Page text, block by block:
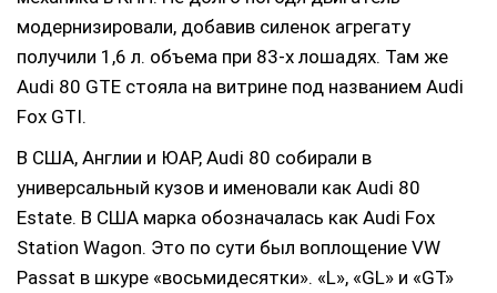
модернизировали, добавив силенок агрегату
получили 1,6 л. объема при 83-х лошадях. Там же
Audi 80 GTE стояла на витрине под названием Audi
Fox GTI.
В США, Англии и ЮАР, Audi 80 собирали в
универсальный кузов и именовали как Audi 80
Estate. В США марка обозначалась как Audi Fox
Station Wagon. Это по сути был воплощение VW
Passat в шкуре «восьмидесятки». «L», «GL» и «GT»